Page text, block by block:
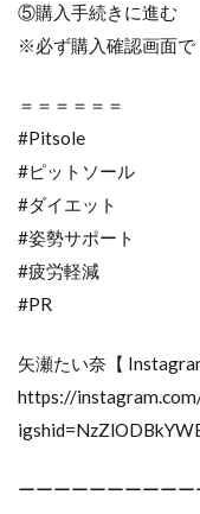
⑤購入手続きに進む
※必ず購入確認画面で
＝＝＝＝＝＝
#Pitsole
#ピットソール
#ダイエット
#姿勢サポート
#疲労軽減
#PR
矢瀬たい奈【
https://
ーーーーーーーーー